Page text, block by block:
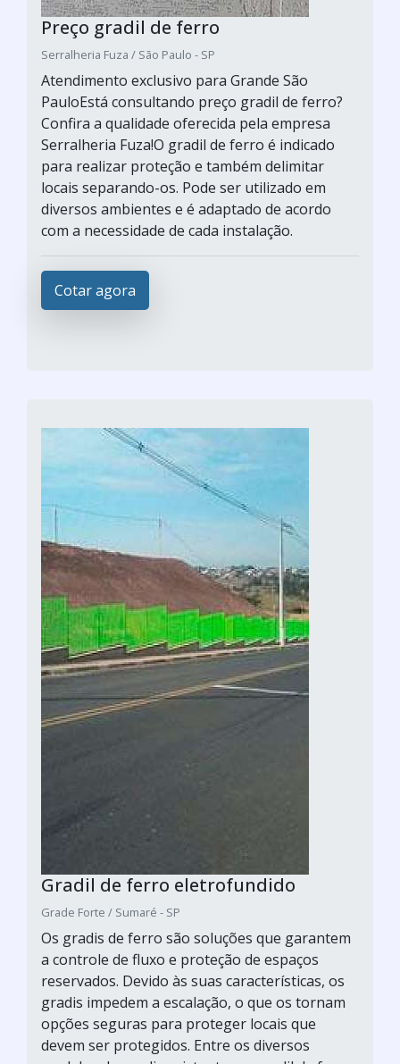
Preço gradil de ferro
Serralheria Fuza / São Paulo - SP
Atendimento exclusivo para Grande São
PauloEstá consultando preço gradil de ferro?
Confira a qualidade oferecida pela empresa
Serralheria Fuza!O gradil de ferro é indicado
para realizar proteção e também delimitar
locais separando-os. Pode ser utilizado em
diversos ambientes e é adaptado de acordo
com a necessidade de cada instalação.
Cotar agora
Gradil de ferro eletrofundido
Grade Forte / Sumaré - SP
Os gradis de ferro são soluções que garantem
a controle de fluxo e proteção de espaços
reservados. Devido às suas características, os
gradis impedem a escalação, o que os tornam
opções seguras para proteger locais que
devem ser protegidos. Entre os diversos